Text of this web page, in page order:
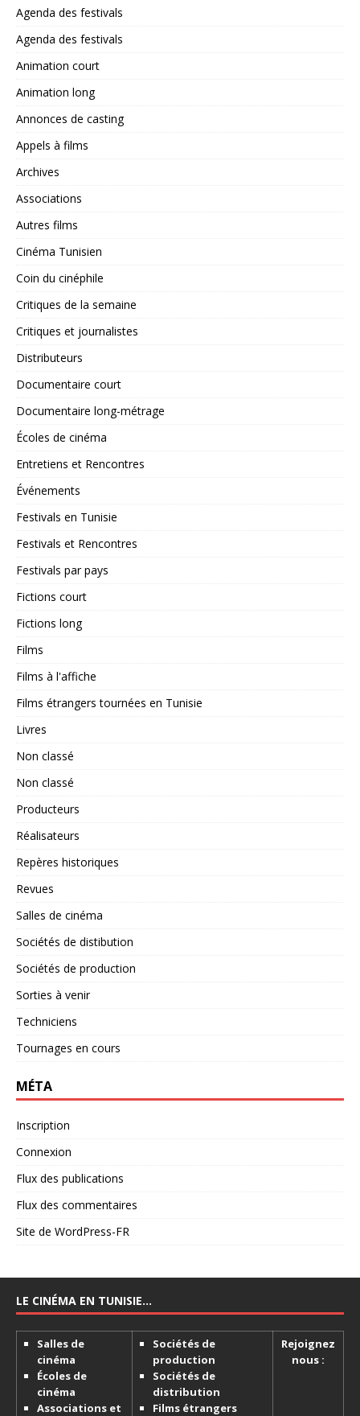
Agenda des festivals
Agenda des festivals
Animation court
Animation long
Annonces de casting
Appels à films
Archives
Associations
Autres films
Cinéma Tunisien
Coin du cinéphile
Critiques de la semaine
Critiques et journalistes
Distributeurs
Documentaire court
Documentaire long-métrage
Écoles de cinéma
Entretiens et Rencontres
Événements
Festivals en Tunisie
Festivals et Rencontres
Festivals par pays
Fictions court
Fictions long
Films
Films à l'affiche
Films étrangers tournées en Tunisie
Livres
Non classé
Non classé
Producteurs
Réalisateurs
Repères historiques
Revues
Salles de cinéma
Sociétés de distibution
Sociétés de production
Sorties à venir
Techniciens
Tournages en cours
MÉTA
Inscription
Connexion
Flux des publications
Flux des commentaires
Site de WordPress-FR
LE CINÉMA EN TUNISIE…
Salles de
cinéma
Écoles de
cinéma
Associations et
Sociétés de
production
Sociétés de
distribution
Films étrangers
Rejoignez
nous :